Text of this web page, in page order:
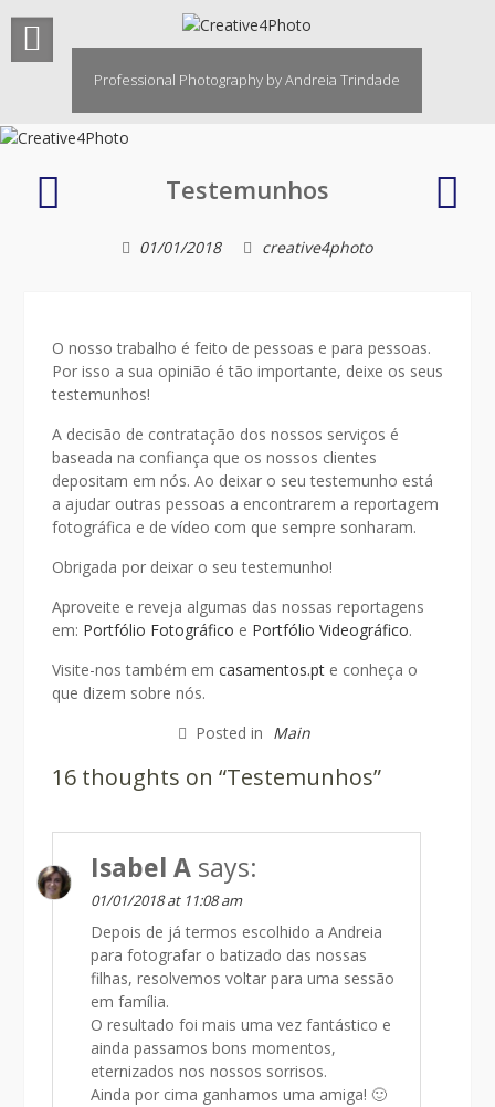
content
Professional Photography by Andreia Trindade
Testemunhos
01/01/2018
creative4photo
O nosso trabalho é feito de pessoas e para pessoas.
Por isso a sua opinião é tão importante, deixe os seus
testemunhos!
A decisão de contratação dos nossos serviços é
baseada na confiança que os nossos clientes
depositam em nós. Ao deixar o seu testemunho está
a ajudar outras pessoas a encontrarem a reportagem
fotográfica e de vídeo com que sempre sonharam.
Obrigada por deixar o seu testemunho!
Aproveite e reveja algumas das nossas reportagens
em: Portfólio Fotográfico e Portfólio Videográfico.
Visite-nos também em casamentos.pte conheça o
que dizem sobre nós.
Posted in Main
16 thoughts on “Testemunhos”
Isabel A says:
01/01/2018 at 11:08 am
Depois de já termos escolhido a Andreia
para fotografar o batizado das nossas
filhas, resolvemos voltar para uma sessão
em família.
O resultado foi mais uma vez fantástico e
ainda passamos bons momentos,
eternizados nos nossos sorrisos.
Ainda por cima ganhamos uma amiga! 🙂